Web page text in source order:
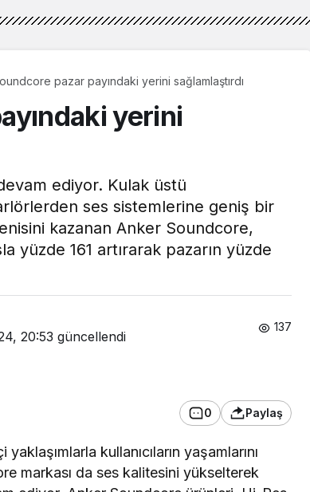
pazar payındaki yerini sağlamlaştırdı
yerini
ediyor. Kulak üstü
ses sistemlerine geniş bir
kazanan Anker Soundcore,
yüzde 161 artırarak pazarın yüzde
20:53 güncellendi
137
0 Paylaş
kullanıcıların yaşamlarını
markası da ses kalitesini yükselterek